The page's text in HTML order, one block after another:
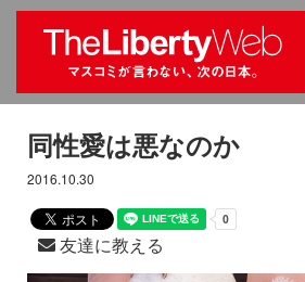
同性愛は悪なのか
2016.10.30
友達に教える